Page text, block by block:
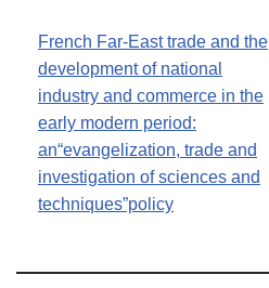
French Far-East trade and the
development of national
industry and commerce in the
early modern period:
an“evangelization, trade and
investigation of sciences and
techniques”policy